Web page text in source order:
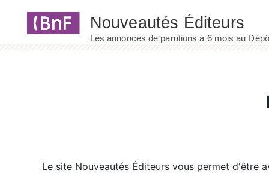
Le site Nouveautés Éditeurs vous permet d'être